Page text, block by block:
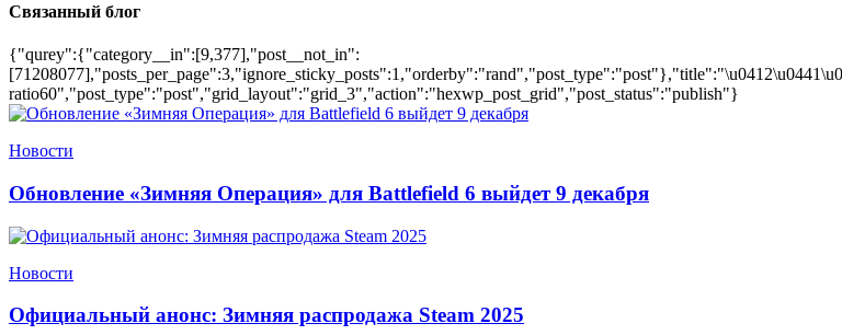
Связанный блог
{"qurey":{"category__in":[9,377],"post__not_in":
ratio60","post_type":"post","grid_layout":"grid_3","action":"hexwp_post_grid","post_status":"publish"}
Новости
Обновление «Зимняя Операция» для Battlefield 6 выйдет 9 декабря
Новости
Официальный анонс: Зимняя распродажа Steam 2025